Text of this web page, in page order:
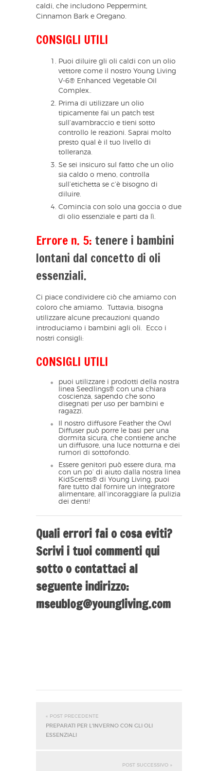
caldi, che includono Peppermint,
Cinnamon Bark e Oregano.
CONSIGLI UTILI
Puoi diluire gli oli caldi con un olio
vettore come il nostro Young Living
V-6® Enhanced Vegetable Oil
Complex..
Prima di utilizzare un olio
tipicamente fai un patch test
sull’avambraccio e tieni sotto
controllo le reazioni. Saprai molto
presto qual è il tuo livello di
tolleranza.
Se sei insicuro sul fatto che un olio
sia caldo o meno, controlla
sull’etichetta se c’è bisogno di
diluire.
Comincia con solo una goccia o due
di olio essenziale e parti da lì.
Errore n. 5: tenere i bambini
lontani dal concetto di oli
essenziali.
Ci piace condividere ciò che amiamo con
coloro che amiamo. Tuttavia, bisogna
utilizzare alcune precauzioni quando
introduciamo i bambini agli oli. Ecco i
nostri consigli:
CONSIGLI UTILI
puoi utilizzare i prodotti della nostra
linea Seedlings® con una chiara
coscienza, sapendo che sono
disegnati per uso per bambini e
ragazzi.
Il nostro diffusore Feather the Owl
Diffuser può porre le basi per una
dormita sicura, che contiene anche
un diffusore, una luce notturna e dei
rumori di sottofondo.
Essere genitori può essere dura, ma
con un po’ di aiuto dalla nostra linea
KidScents® di Young Living, puoi
fare tutto dal fornire un integratore
alimentare, all’incoraggiare la pulizia
dei denti!
Quali errori fai o cosa eviti?
Scrivi i tuoi commenti qui
sotto o contattaci al
seguente indirizzo:
mseublog@youngliving.com
« POST PRECEDENTE
PREPARATI PER L'INVERNO CON GLI OLI
ESSENZIALI
POST SUCCESSIVO »